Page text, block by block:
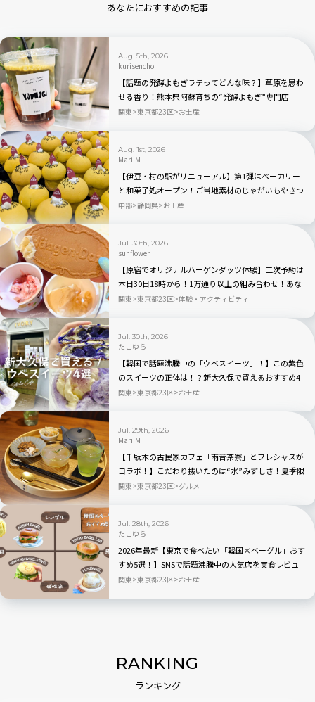
あなたにおすすめの記事
Aug. 5th, 2026
kurisencho
【話題の発酵よもぎラテってどんな味？】草原を思わ
せる香り！熊本県阿蘇育ちの“発酵よもぎ”専門店
「BETWEEN by THE YOMOGI STAND」渋谷にオープ
関東 東京都23区 お土産
Aug. 1st, 2026
Mari.M
【伊豆・村の駅がリニューアル】第1弾はベーカリー
と和菓子処オープン！ご当地素材のじゃがいもやさつ
まいもを使ったパン・スイーツが新登場
中部 静岡県 お土産
Jul. 30th, 2026
sunflower
【原宿でオリジナルハーゲンダッツ体験】二次予約は
本日30日18時から！1万通り以上の組み合わせ！あな
ただけのアイスクリームが作れるポップアップイベン
関東 東京都23区 体験・アクティビティ
Jul. 30th, 2026
たこゆら
【韓国で話題沸騰中の「ウベスイーツ」！】この紫色
のスイーツの正体は！？新大久保で買えるおすすめ4
選を実食レビュー
関東 東京都23区 お土産
Jul. 29th, 2026
Mari.M
【千駄木の古民家カフェ「雨音茶寮」とフレシャスが
コラボ！】こだわり抜いたのは“水”みずしさ！夏季限
定の冷茶と和菓子が登場
関東 東京都23区 グルメ
Jul. 28th, 2026
たこゆら
2026年最新【東京で食べたい「韓国×ベーグル」おす
すめ5選！】SNSで話題沸騰中の人気店を実食レビュ
ー
関東 東京都23区 お土産
RANKING
ランキング